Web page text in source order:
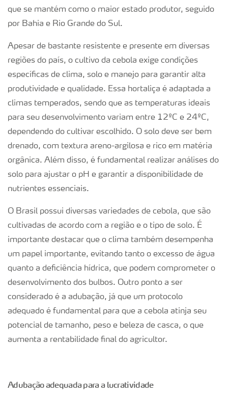
que se mantém como o maior estado produtor, seguido
por Bahia e Rio Grande do Sul.
Apesar de bastante resistente e presente em diversas
regiões do país, o cultivo da cebola exige condições
específicas de clima, solo e manejo para garantir alta
produtividade e qualidade. Essa hortaliça é adaptada a
climas temperados, sendo que as temperaturas ideais
para seu desenvolvimento variam entre 12ºC e 24ºC,
dependendo do cultivar escolhido. O solo deve ser bem
drenado, com textura areno-argilosa e rico em matéria
orgânica. Além disso, é fundamental realizar análises do
solo para ajustar o pH e garantir a disponibilidade de
nutrientes essenciais.
O Brasil possui diversas variedades de cebola, que são
cultivadas de acordo com a região e o tipo de solo. É
importante destacar que o clima também desempenha
um papel importante, evitando tanto o excesso de água
quanto a deficiência hídrica, que podem comprometer o
desenvolvimento dos bulbos. Outro ponto a ser
considerado é a adubação, já que um protocolo
adequado é fundamental para que a cebola atinja seu
potencial de tamanho, peso e beleza de casca, o que
aumenta a rentabilidade final do agricultor.
Adubação adequada para a lucratividade